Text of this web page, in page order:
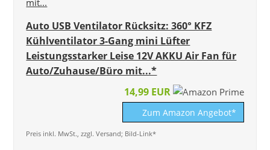
Auto USB Ventilator Rücksitz: 360° KFZ
Kühlventilator 3-Gang mini Lüfter
Leistungsstarker Leise 12V AKKU Air Fan für
Auto/Zuhause/Büro mit...*
14,99 EUR
Zum Amazon Angebot*
Preis inkl. MwSt., zzgl. Versand; Bild-Link*